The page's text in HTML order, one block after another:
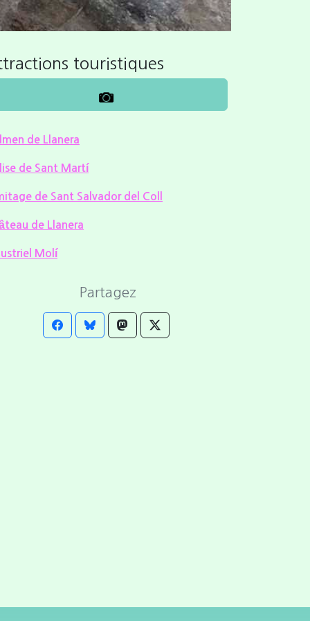
touristiques
de Llanera
de Sant Martí
de Sant Salvador del Coll
de Llanera
Molí
Partagez